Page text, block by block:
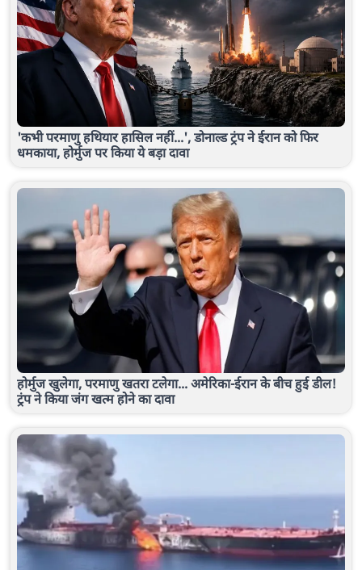
'कभी परमाणु हथियार हासिल नहीं...', डोनाल्ड ट्रंप ने ईरान को फिर
धमकाया, होर्मुज पर किया ये बड़ा दावा
होर्मुज खुलेगा, परमाणु खतरा टलेगा... अमेरिका-ईरान के बीच हुई डील!
ट्रंप ने किया जंग खत्म होने का दावा